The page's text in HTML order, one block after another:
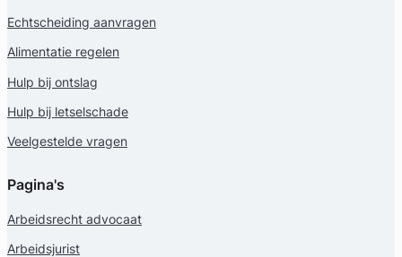
Echtscheiding aanvragen
Alimentatie regelen
Hulp bij ontslag
Hulp bij letselschade
Veelgestelde vragen
Pagina's
Arbeidsrecht advocaat
Arbeidsjurist